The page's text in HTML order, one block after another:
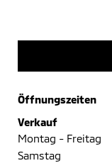
Öffnungszeiten
Verkauf
Montag - Freitag
Samstag